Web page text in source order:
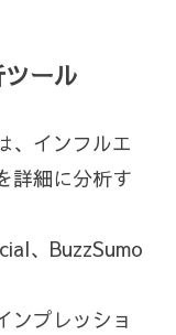
ール
、インフルエ
詳細に分析す
、BuzzSumo
ンプレッショ